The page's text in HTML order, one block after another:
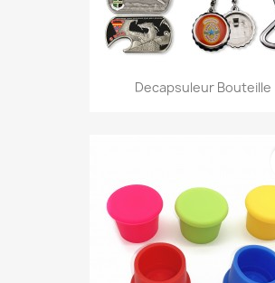
Decapsuleur Bouteille